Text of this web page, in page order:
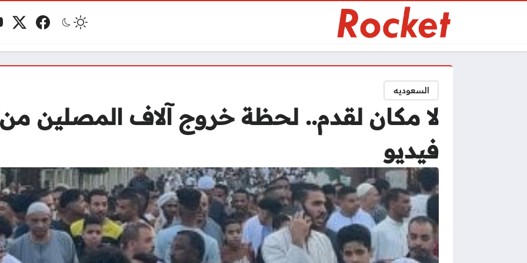
فيسبوك
السعوديه
لا مكان لقدم.. لحظة خروج آلاف المصلين
فيديو